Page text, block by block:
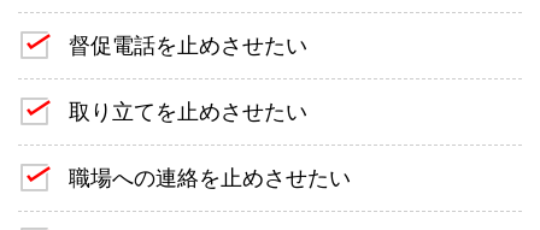
督促電話を止めさせたい
取り立てを止めさせたい
職場への連絡を止めさせたい